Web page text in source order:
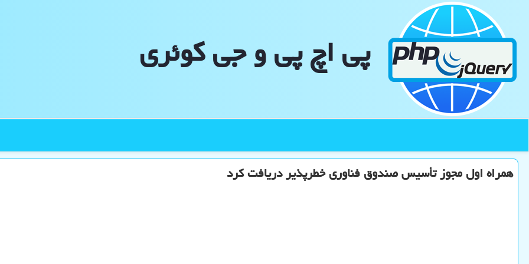
پی اچ پی و جی كوئری
همراه اول مجوز تأسیس صندوق فناوری خطرپذیر دریافت کرد